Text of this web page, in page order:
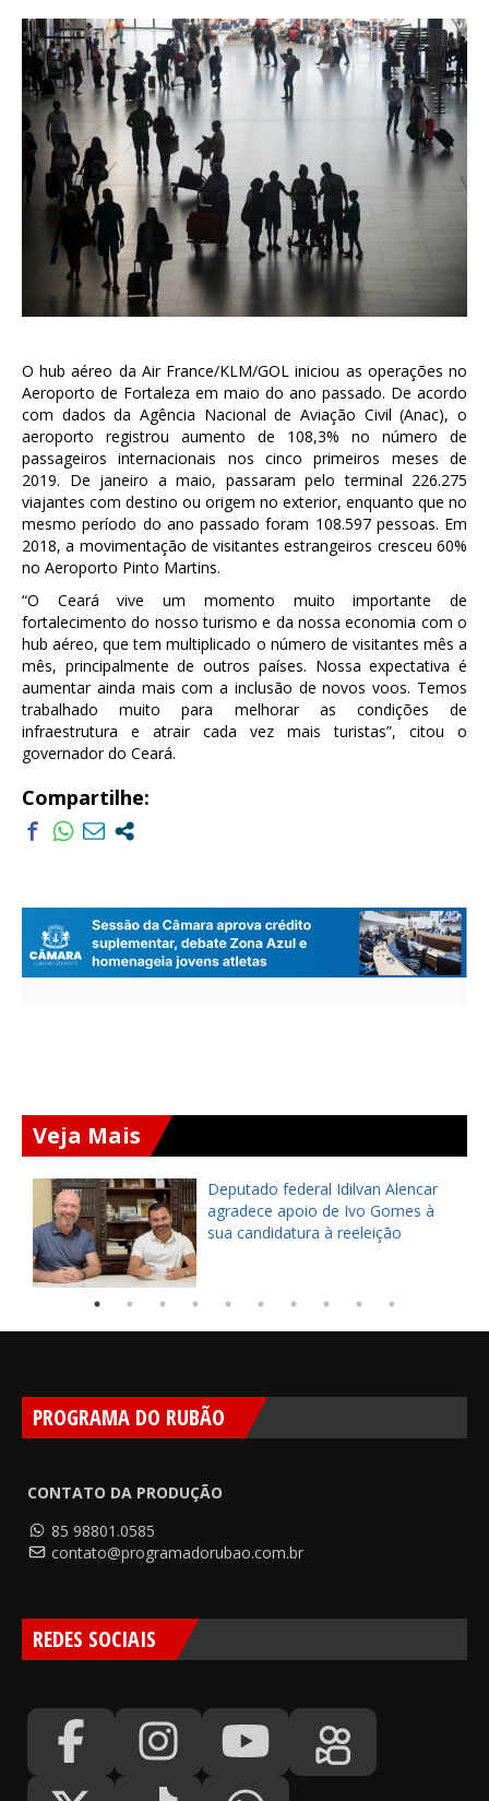
O hub aéreo da Air France/KLM/GOL iniciou as operações no
Aeroporto de Fortaleza em maio do ano passado. De acordo
com dados da Agência Nacional de Aviação Civil (Anac), o
aeroporto registrou aumento de 108,3% no número de
passageiros internacionais nos cinco primeiros meses de
2019. De janeiro a maio, passaram pelo terminal 226.275
viajantes com destino ou origem no exterior, enquanto que no
mesmo período do ano passado foram 108.597 pessoas. Em
2018, a movimentação de visitantes estrangeiros cresceu 60%
no Aeroporto Pinto Martins.
“O Ceará vive um momento muito importante de
fortalecimento do nosso turismo e da nossa economia com o
hub aéreo, que tem multiplicado o número de visitantes mês a
mês, principalmente de outros países. Nossa expectativa é
aumentar ainda mais com a inclusão de novos voos. Temos
trabalhado muito para melhorar as condições de
infraestrutura e atrair cada vez mais turistas”, citou o
governador do Ceará.
Compartilhe:
Veja Mais
Deputado federal Idilvan Alencar
agradece apoio de Ivo Gomes à
sua candidatura à reeleição
PROGRAMA DO RUBÃO
CONTATO DA PRODUÇÃO
85 98801.0585
contato@programadorubao.com.br
REDES SOCIAIS